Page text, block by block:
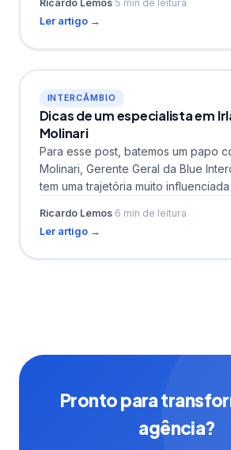
Ricardo Lemos·5 min de leitura
Ler artigo →
INTERCÂMBIO
Dicas de um especialista em
Molinari
Para esse post, batemos um papo
Molinari, Gerente Geral da Blue
tem uma trajetória muito
Ricardo Lemos·6 min de leitura
Ler artigo →
Pronto para
agência?